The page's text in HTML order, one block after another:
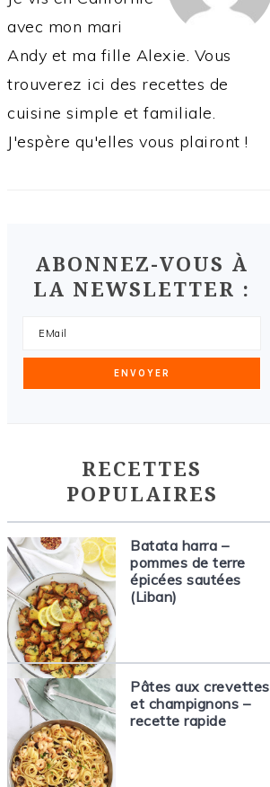
avec mon mari
Andy et ma fille Alexie. Vous
trouverez ici des recettes de
cuisine simple et familiale.
J'espère qu'elles vous plairont !
ABONNEZ-VOUS À
LA NEWSLETTER :
RECETTES
POPULAIRES
Batata harra –
pommes de terre
épicées sautées
(Liban)
Pâtes aux crevettes
et champignons –
recette rapide